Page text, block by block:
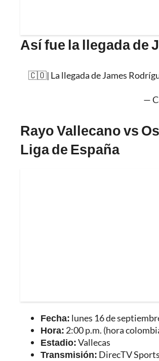
Así fue la llegada de
🇨🇴| La llegada de James
—
Rayo Vallecano vs
Liga de España
Fecha: lunes 16 de
Hora: 2:00 p.m. (hora
Estadio:Vallecas
Transmisión: DirecTV